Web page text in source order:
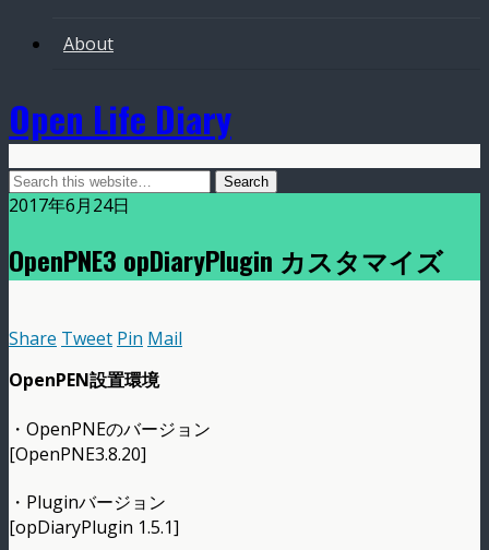
About
Open Life Diary
2017年6月24日
OpenPNE3 opDiaryPlugin カスタマイズ
Share Tweet Pin Mail
OpenPEN設置環境
・OpenPNEのバージョン
[OpenPNE3.8.20]
・Pluginバージョン
[opDiaryPlugin 1.5.1]